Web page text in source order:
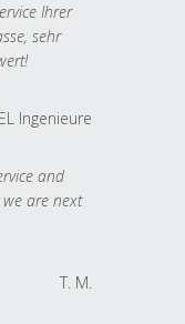
Ihrer
sehr
Ingenieure
and
are next
T. M.